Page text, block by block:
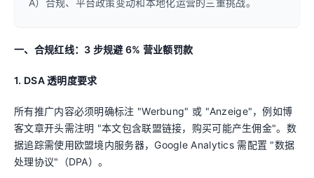
A）合规、平台政策变动和本地化运营的三重挑战。
一、合规红线：3 步规避 6% 营业额罚款
1. DSA 透明度要求
所有推广内容必须明确标注 "Werbung" 或 "Anzeige"，例如博
客文章开头需注明 "本文包含联盟链接，购买可能产生佣金"。数
据追踪需使用欧盟境内服务器，Google Analytics 需配置 "数据
处理协议"（DPA）。